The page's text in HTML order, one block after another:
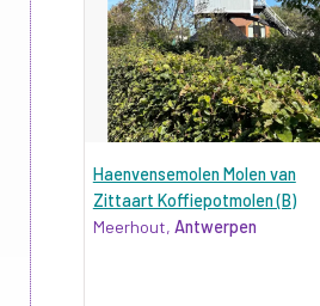
Haenvensemolen Molen van
Zittaart Koffiepotmolen (B)
Meerhout, Antwerpen